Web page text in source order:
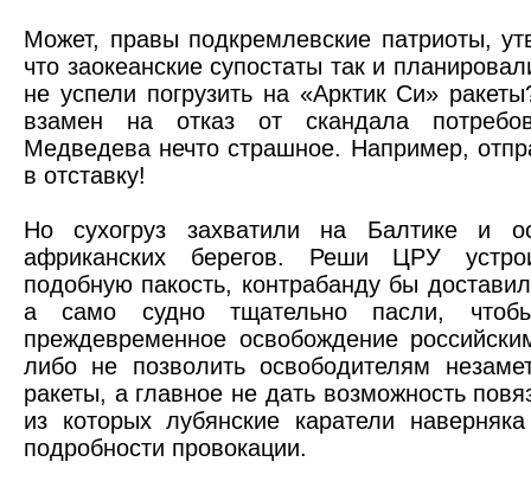
Может, правы подкремлевские патриоты,
что заокеанские супостаты так и
не успели погрузить на «Арктик Си»
взамен на отказ от скандала
Медведева нечто страшное. Например,
в отставку!
Но сухогруз захватили на Балтике и
африканских берегов. Реши ЦРУ
подобную пакость, контрабанду бы
а само судно тщательно пасли,
преждевременное освобождение
либо не позволить освободителям
ракеты, а главное не дать возможность
из которых лубянские каратели
подробности провокации.